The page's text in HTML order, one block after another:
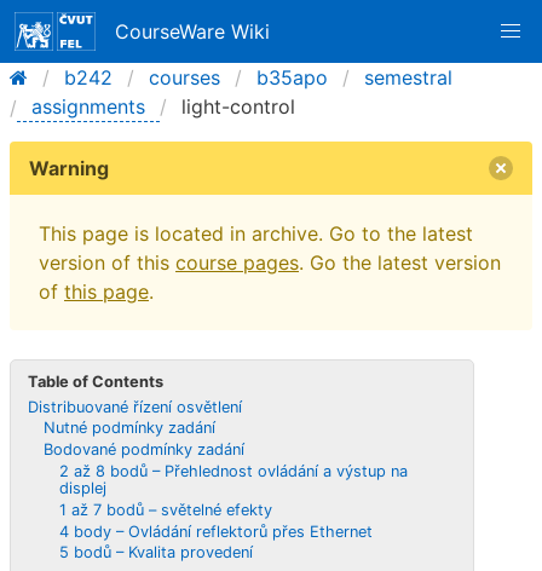
CourseWare Wiki
b242
courses b35apo
semestral
assignments
light-control
Warning
This page is located in archive. Go to the latest
version of this course pages. Go the latest version
of this page.
Table of Contents
Distribuované řízení osvětlení
Nutné podmínky zadání
Bodované podmínky zadání
2 až 8 bodů – Přehlednost ovládání a výstup na
displej
1 až 7 bodů – světelné efekty
4 body – Ovládání reflektorů přes Ethernet
5 bodů – Kvalita provedení